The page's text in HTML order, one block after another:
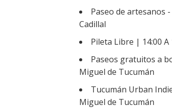
Paseo de artesanos
Cadillal
Pileta Libre | 14:00
Paseos gratuitos a
Miguel de Tucumán
Tucumán Urban
Miguel de Tucumán